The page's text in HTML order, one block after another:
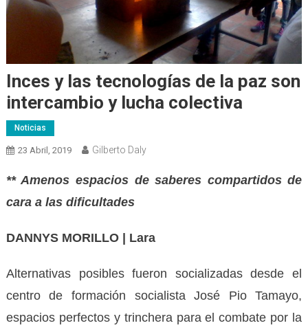
Inces y las tecnologías de la paz son
intercambio y lucha colectiva
Noticias
23 Abril, 2019 Gilberto Daly
** Amenos espacios de saberes compartidos de
cara a las dificultades
DANNYS MORILLO | Lara
Alternativas posibles fueron socializadas desde el
centro de formación socialista José Pio Tamayo,
espacios perfectos y trinchera para el combate por la